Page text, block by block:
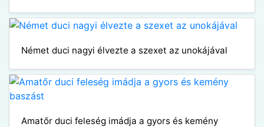
Német duci nagyi élvezte a szexet az unokájával
Amatőr duci feleség imádja a gyors és kemény